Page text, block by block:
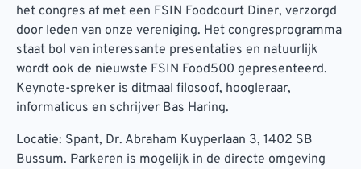
het congres af met een FSIN Foodcourt Diner, verzorgd
door leden van onze vereniging. Het congresprogramma
staat bol van interessante presentaties en natuurlijk
wordt ook de nieuwste FSIN Food500 gepresenteerd.
Keynote-spreker is ditmaal filosoof, hoogleraar,
informaticus en schrijver Bas Haring.
Locatie: Spant, Dr. Abraham Kuyperlaan 3​, 1402 SB
Bussum. Parkeren is mogelijk in de directe omgeving